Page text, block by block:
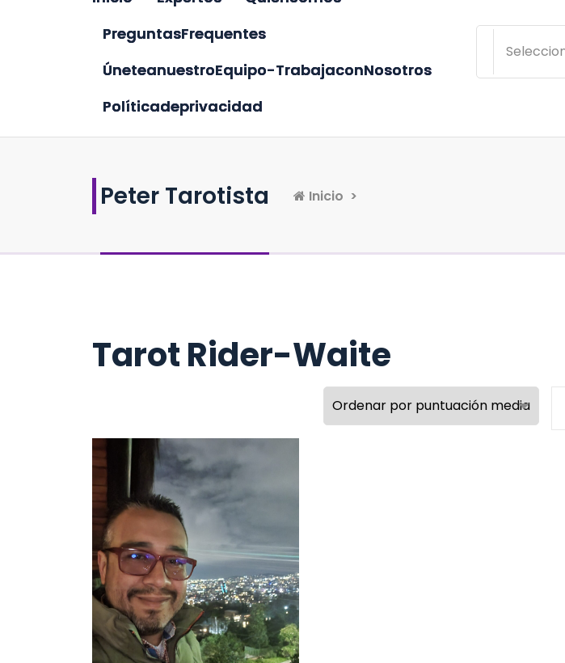
PreguntasFrequentes
ÚneteanuestroEquipo-TrabajaconNosotros
Políticadeprivacidad
Peter Tarotista Inicio >
Tarot Rider-Waite